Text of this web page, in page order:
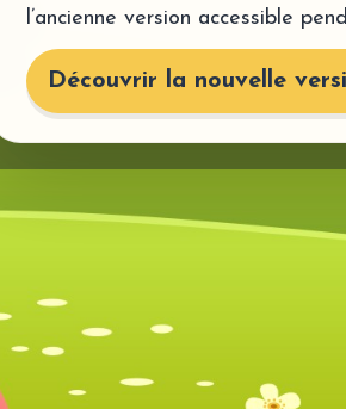
l’ancienne version accessible
Découvrir la nouvelle